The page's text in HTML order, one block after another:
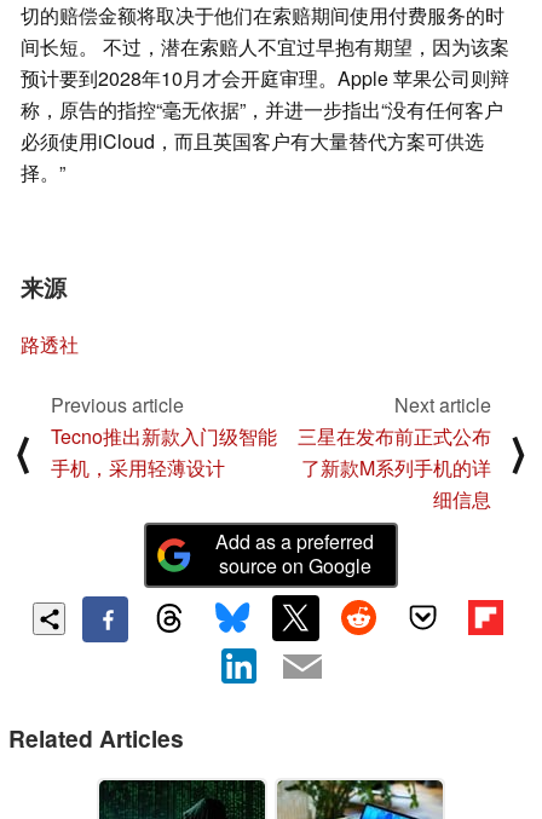
切的赔偿金额将取决于他们在索赔期间使用付费服务的时
间长短。 不过，潜在索赔人不宜过早抱有期望，因为该案
预计要到2028年10月才会开庭审理。Apple 苹果公司则辩
称，原告的指控“毫无依据”，并进一步指出“没有任何客户
必须使用iCloud，而且英国客户有大量替代方案可供选
择。”
来源
路透社
⟨
Previous article
Tecno推出新款入门级智能
手机，采用轻薄设计
Next article
三星在发布前正式公布
了新款M系列手机的详
细信息
⟩
Add as a preferred
source on Google
Related Articles